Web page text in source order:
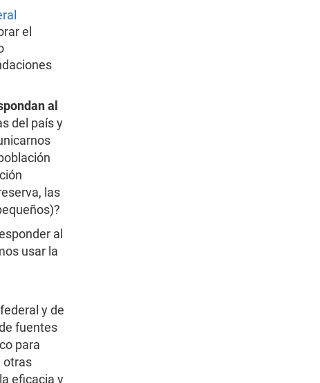
el
al
del país y
las
al
usar la
y de
fuentes
para
otras
eficacia y